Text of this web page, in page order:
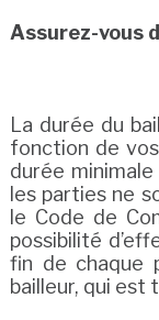
Assurez-vous
La durée du
fonction de
durée
les parties ne
le Code de
possibilité
fin de chaque
bailleur, qui est